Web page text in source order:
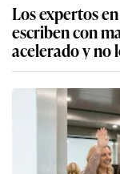
Los expertos
escriben con
acelerado y no